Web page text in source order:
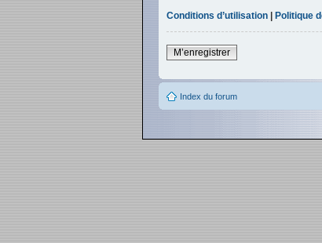
Conditions d’utilisation | Politique
M’enregistrer
Index du forum